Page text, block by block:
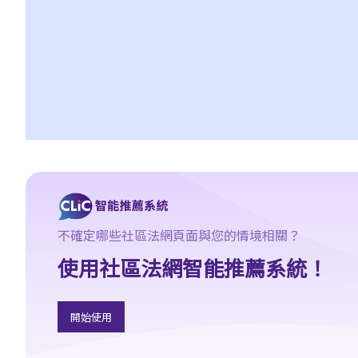
不確定哪些社區法網頁面與您的情境相關？
使用社區法網智能推薦系統！
開始使用